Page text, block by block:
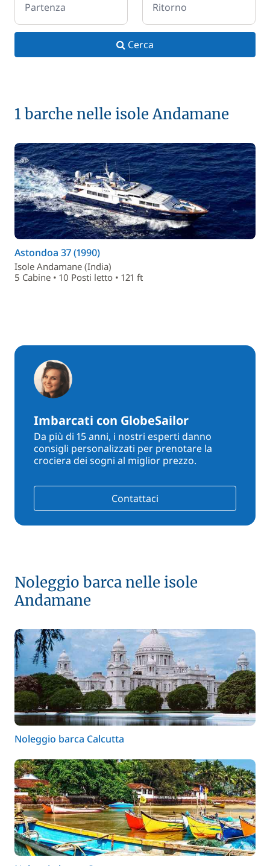
Partenza Ritorno
Cerca
1 barche nelle isole Andamane
Astondoa 37 (1990)
Isole Andamane (India)
5 Cabine • 10 Posti letto • 121 ft
Imbarcati con GlobeSailor
Da più di 15 anni, i nostri esperti danno
consigli personalizzati per prenotare la
crociera dei sogni al miglior prezzo.
Contattaci
Noleggio barca nelle isole
Andamane
Noleggio barca Calcutta